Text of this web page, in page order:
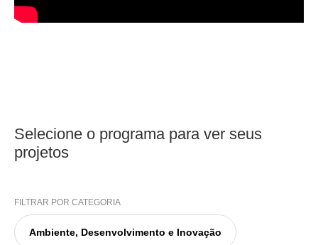
Selecione o programa para ver seus
projetos
FILTRAR POR CATEGORIA
Ambiente, Desenvolvimento e Inovação